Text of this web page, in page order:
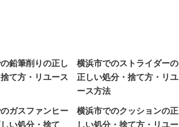
鉛筆削りの正し
て方・リユース
横浜市でのストライダーの
正しい処分・捨て方・リユ
ース方法
ガスファンヒー
い処分・捨て
横浜市でのクッションの正
しい処分・捨て方・リユー